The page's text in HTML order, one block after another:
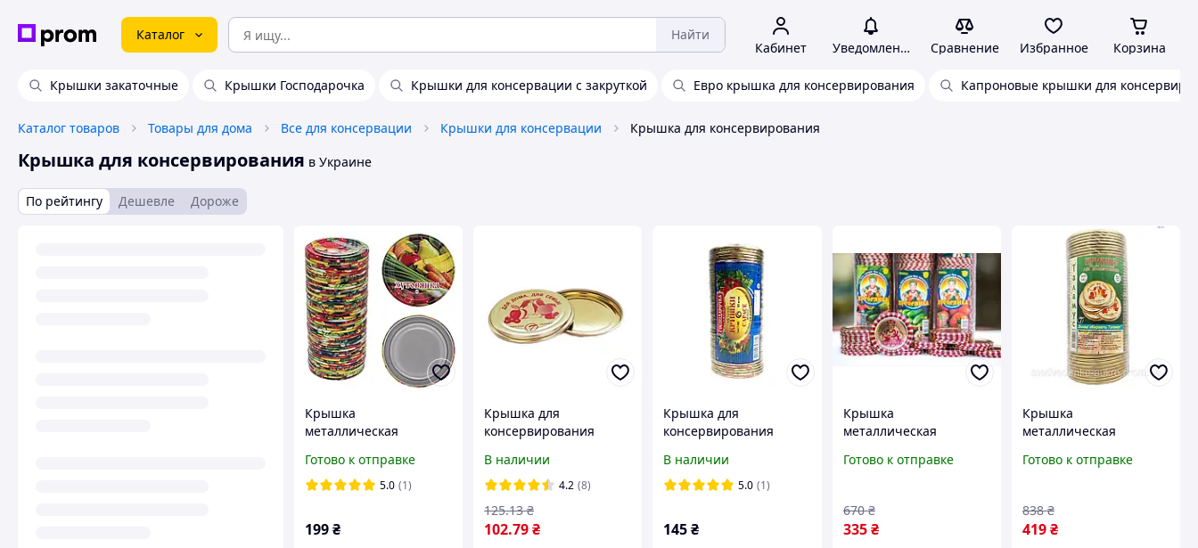
Каталог Найти
Кабинет Уведомления Сравнение Избранное Корзина
Крышки закаточные Крышки Господарочка Крышки для консервации с закруткой Евро крышка для консервирования Капроновые крышки для
Каталог товаров Товары для дома Все для консервации Крышки для консервации Крышка для консервирования
Крышка для консервирования в Украине
По рейтингу Дешевле Дороже
Крышка
металлическая
консервирования СКО
1-82 Хуторянка (50шт/
Готово к отправке
5.0 (1)
199₴
Крышка для
консервирования
В наличии
4.2 (8)
102.79₴
125.13 ₴
Крышка для
консервирования
шт/уп
В наличии
5.0 (1)
145₴
Крышка
металлическая
консервирования 50
использования
герметичная защита
от порчи
Готово к отправке
335 ₴
670 ₴
Крышка
металлическая
консервирования 50
использования
герметичная защита
продуктов
Готово к отправке
419₴
838 ₴